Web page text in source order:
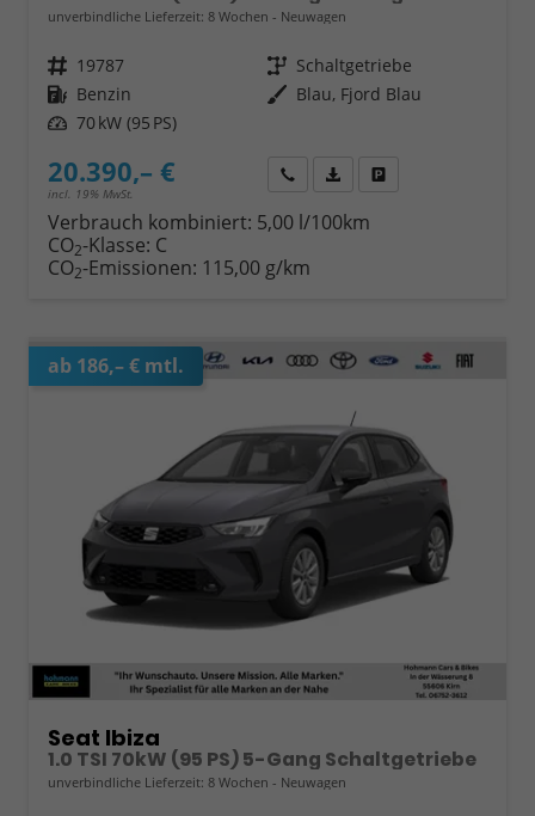
unverbindliche Lieferzeit: 8 Wochen Neuwagen
Fahrzeugnr. 19787 Getriebe Schaltgetriebe
Kraftstoff Benzin Außenfarbe Blau, Fjord Blau
Leistung 70 kW (95 PS)
20.390,– €
incl. 19% MwSt.
Wir rufen Sie anFahrzeugexposé (PDF)
Verbrauch kombiniert: 5,00 l/100km
CO2-Klasse: C
CO2-Emissionen: 115,00 g/km
ab 186,– € mtl.
Seat Ibiza
1.0 TSI 70kW (95 PS) 5-Gang Schaltgetriebe
unverbindliche Lieferzeit: 8 Wochen Neuwagen